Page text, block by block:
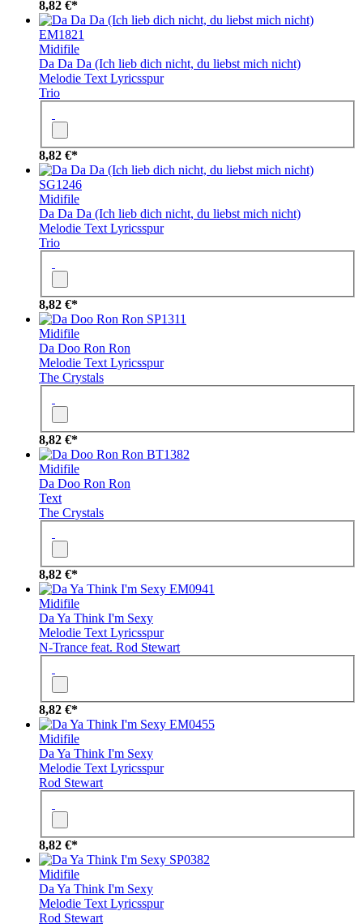
8,82 €*
EM1821
Midifile
Da Da Da (Ich lieb dich nicht, du liebst mich nicht)
Melodie Text Lyricsspur
Trio
8,82 €*
SG1246
Midifile
Da Da Da (Ich lieb dich nicht, du liebst mich nicht)
Melodie Text Lyricsspur
Trio
8,82 €*
SP1311
Midifile
Da Doo Ron Ron
Melodie Text Lyricsspur
The Crystals
8,82 €*
BT1382
Midifile
Da Doo Ron Ron
Text
The Crystals
8,82 €*
EM0941
Midifile
Da Ya Think I'm Sexy
Melodie Text Lyricsspur
N-Trance feat. Rod Stewart
8,82 €*
EM0455
Midifile
Da Ya Think I'm Sexy
Melodie Text Lyricsspur
Rod Stewart
8,82 €*
SP0382
Midifile
Da Ya Think I'm Sexy
Melodie Text Lyricsspur
Rod Stewart